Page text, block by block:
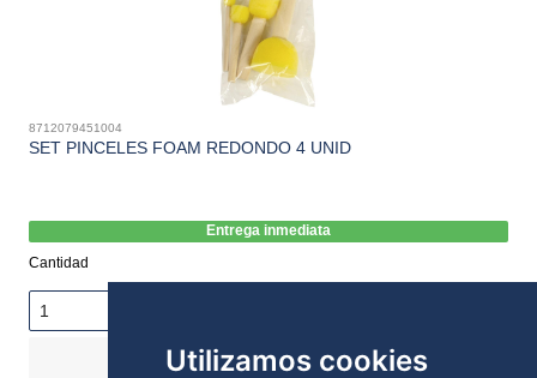
Utilizamos cookies
8712079451004
SET PINCELES FOAM REDONDO 4 UNID
Entrega inmediata
Cantidad
COMPRAR